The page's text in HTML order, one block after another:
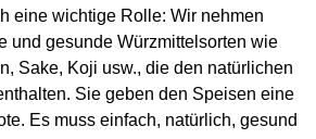
eine wichtige Rolle: Wir nehmen
und gesunde Würzmittelsorten wie
Sake, Koji usw., die den natürlichen
Sie geben den Speisen eine
Es muss einfach, natürlich, gesund